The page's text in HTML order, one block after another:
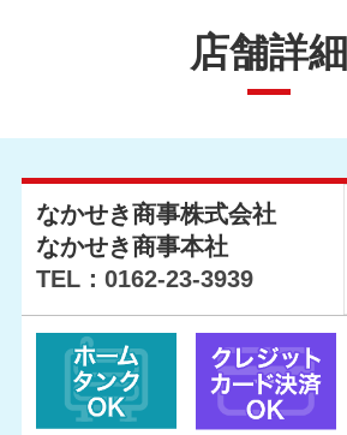
店舗詳細
なかせき商事株式会社
なかせき商事本社
TEL：0162-23-3939